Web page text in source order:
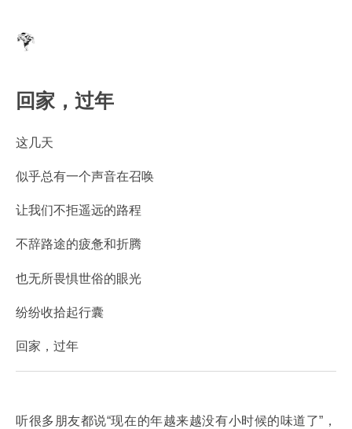
回家，过年
这几天
似乎总有一个声音在召唤
让我们不拒遥远的路程
不辞路途的疲惫和折腾
也无所畏惧世俗的眼光
纷纷收拾起行囊
回家，过年
听很多朋友都说“现在的年越来越没有小时候的味道了”，